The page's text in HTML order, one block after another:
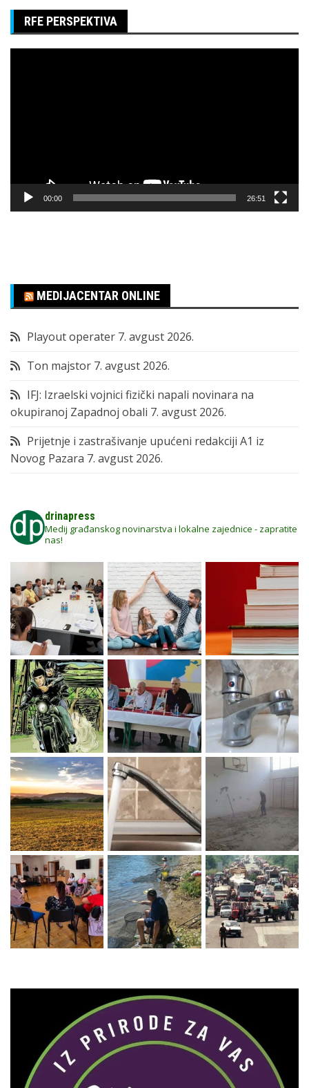
RFE PERSPEKTIVA
00:00 26:51
MEDIJACENTAR ONLINE
Playout operater 7. avgust 2026.
Ton majstor 7. avgust 2026.
IFJ: Izraelski vojnici fizički napali novinara na
okupiranoj Zapadnoj obali 7. avgust 2026.
Prijetnje i zastrašivanje upućeni redakciji A1 iz
Novog Pazara 7. avgust 2026.
drinapress
Medij građanskog novinarstva i lokalne zajednice - zapratite
nas!